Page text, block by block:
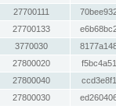
27700111
27700133
3770030
27800020
27800040
27800030